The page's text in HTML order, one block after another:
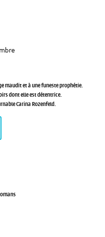
maudit et à une funeste prophétie.
dont elle est détentrice.
Carina Rozenfeld.